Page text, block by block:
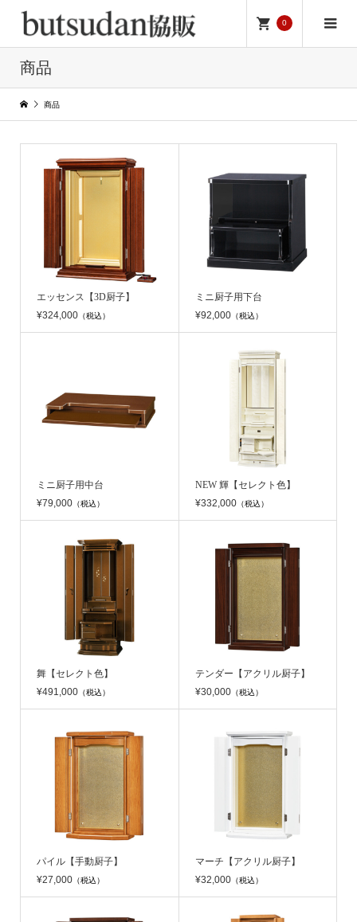
0
商品
商品
エッセンス【3D厨子】
¥324,000（税込）
ミニ厨子用下台
¥92,000（税込）
ミニ厨子用中台
¥79,000（税込）
NEW 輝【セレクト色】
¥332,000（税込）
舞【セレクト色】
¥491,000（税込）
テンダー【アクリル厨子】
¥30,000（税込）
パイル【手動厨子】
¥27,000（税込）
マーチ【アクリル厨子】
¥32,000（税込）